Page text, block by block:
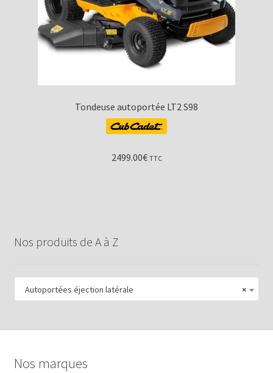
Tondeuse autoportée LT2 S98
2499.00€ TTC
Nos produits de A à Z
×
Autoportées éjection latérale
Nos marques